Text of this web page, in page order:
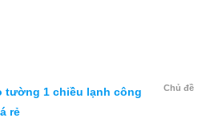
Chủ đề
tường 1 chiều lạnh công
rẻ